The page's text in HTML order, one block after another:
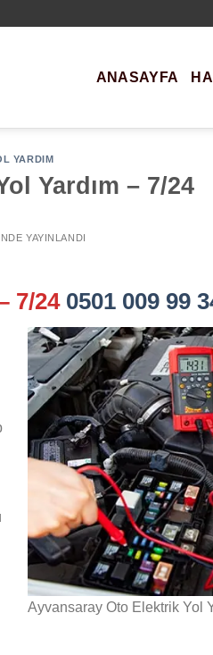
ANASAYFA
YARDIM
Yardım – 7/24
YAYINLANDI
7/24 0501 009 99
Ayvansaray Oto Elektrik Yol